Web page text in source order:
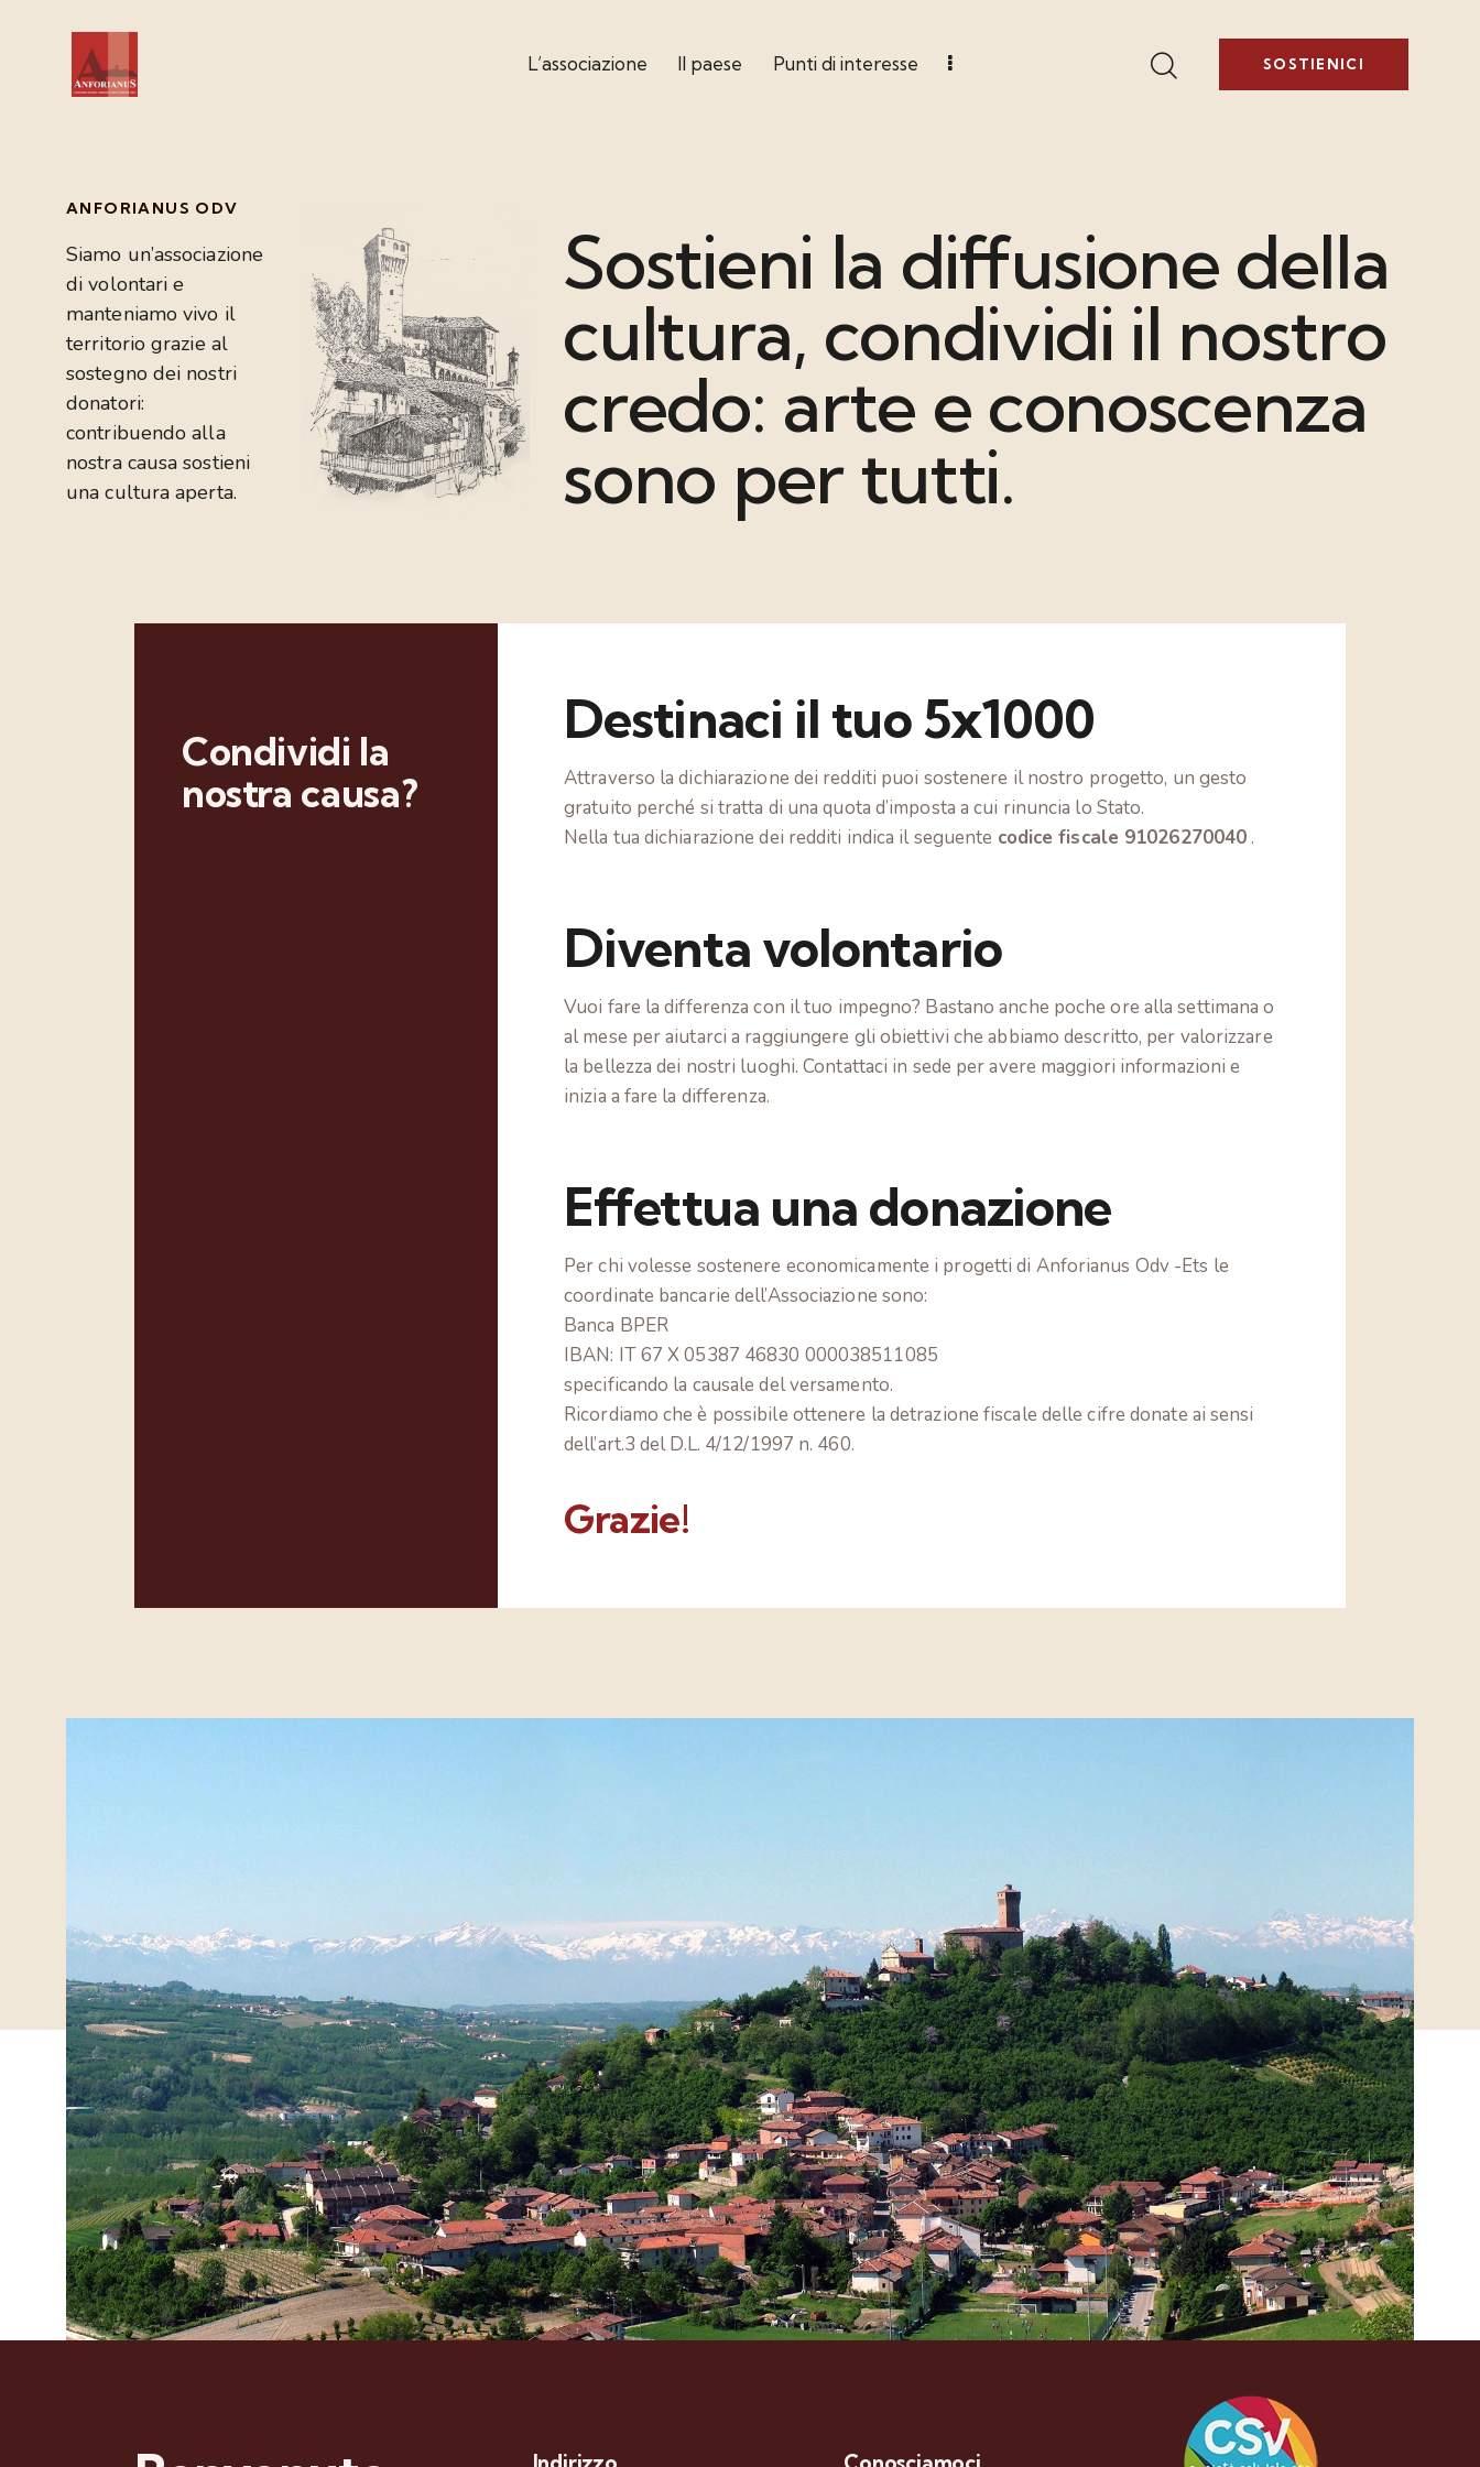
L’associazione Il paese Punti di interesse SOSTIENICI
ANFORIANUS ODV
Siamo un’associazione
di volontari e
manteniamo vivo il
territorio grazie al
sostegno dei nostri
donatori:
contribuendo alla
nostra causa sostieni
una cultura aperta.
Sostieni la diffusione della
cultura, condividi il nostro
credo: arte e conoscenza
sono per tutti.
Condividi la
nostra causa?
Destinaci il tuo 5x1000
Attraverso la dichiarazione dei redditi puoi sostenere il nostro progetto, un gesto
gratuito perché si tratta di una quota d’imposta a cui rinuncia lo Stato.
Nella tua dichiarazione dei redditi indica il seguente codice fiscale 91026270040 .
Diventa volontario
Vuoi fare la differenza con il tuo impegno? Bastano anche poche ore alla settimana o
al mese per aiutarci a raggiungere gli obiettivi che abbiamo descritto, per valorizzare
la bellezza dei nostri luoghi. Contattaci in sede per avere maggiori informazioni e
inizia a fare la differenza.
Effettua una donazione
Per chi volesse sostenere economicamente i progetti di Anforianus Odv -Ets le
coordinate bancarie dell’Associazione sono:
Banca BPER
IBAN: IT 67 X 05387 46830 000038511085
specificando la causale del versamento.
Ricordiamo che è possibile ottenere la detrazione fiscale delle cifre donate ai sensi
dell’art.3 del D.L. 4/12/1997 n. 460.
Grazie!